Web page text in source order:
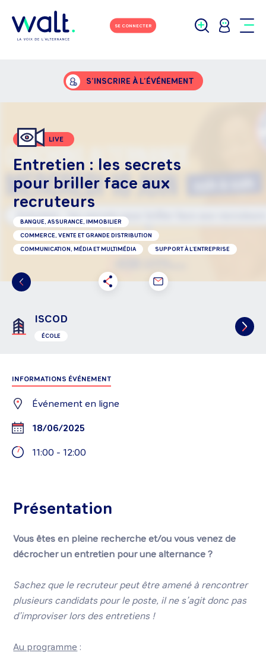
SE CONNECTER
S’INSCRIRE À L’ÉVÉNEMENT
LIVE
Entretien : les secrets
pour briller face aux
recruteurs
BANQUE, ASSURANCE, IMMOBILIER
COMMERCE, VENTE ET GRANDE DISTRIBUTION
COMMUNICATION, MÉDIA ET MULTIMÉDIA
SUPPORT À L'ENTREPRISE
ISCOD
ÉCOLE
INFORMATIONS ÉVÉNEMENT
Événement en ligne
18/06/2025
11:00 - 12:00
Présentation
Vous êtes en pleine recherche et/ou vous venez de
décrocher un entretien pour une alternance ?
Sachez que le recruteur peut être amené à rencontrer
plusieurs candidats pour le poste, il ne s’agit donc pas
d’improviser lors des entretiens !
Au programme :